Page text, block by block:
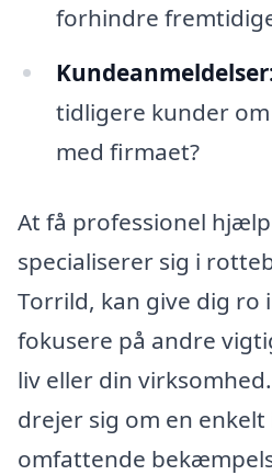
forhindre
tidligere kunder
med firmaet?
At få professionel
specialiserer sig i
Torrild, kan give dig ro
fokusere på andre
liv eller din
drejer sig om en
omfattende